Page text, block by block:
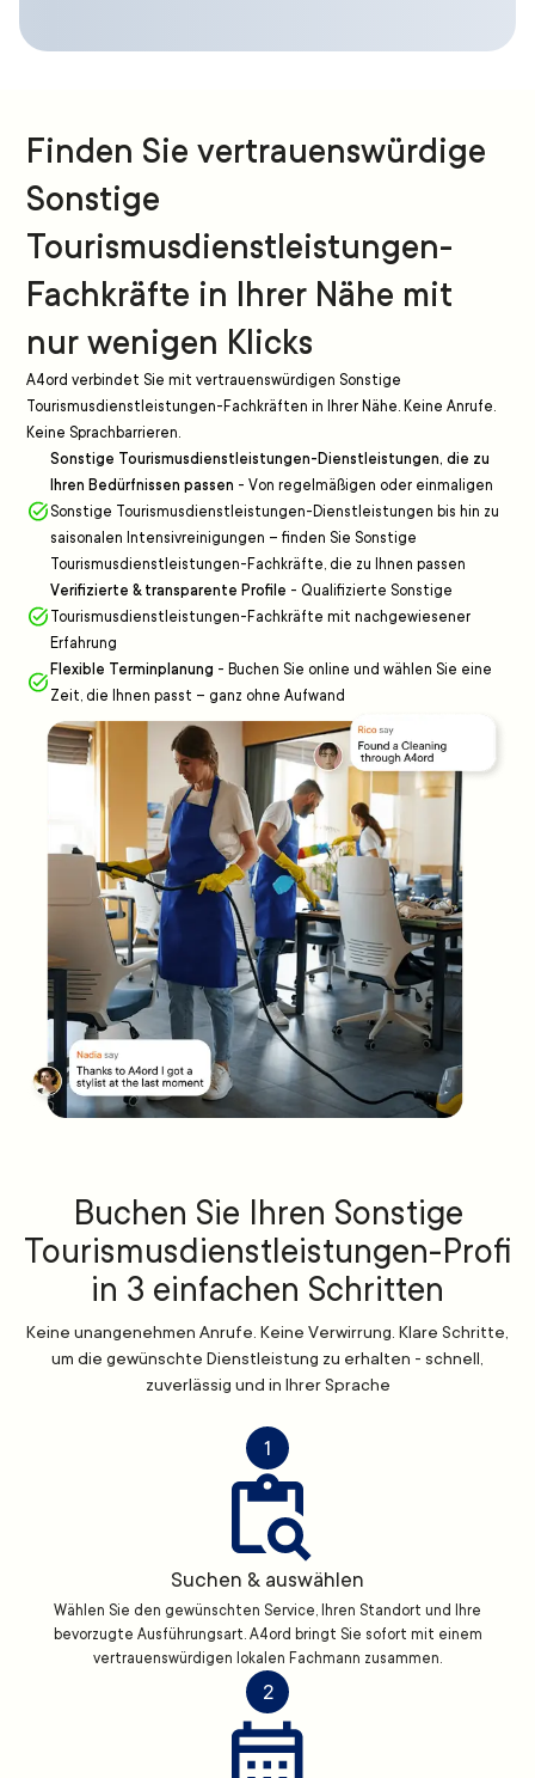
Finden Sie vertrauenswürdige
Sonstige
Tourismusdienstleistungen-
Fachkräfte in Ihrer Nähe mit
nur wenigen Klicks
A4ord verbindet Sie mit vertrauenswürdigen Sonstige
Tourismusdienstleistungen-Fachkräften in Ihrer Nähe. Keine Anrufe.
Keine Sprachbarrieren.
Sonstige Tourismusdienstleistungen-Dienstleistungen, die zu
Ihren Bedürfnissen passen - Von regelmäßigen oder einmaligen
Sonstige Tourismusdienstleistungen-Dienstleistungen bis hin zu
saisonalen Intensivreinigungen – finden Sie Sonstige
Tourismusdienstleistungen-Fachkräfte, die zu Ihnen passen
Verifizierte & transparente Profile - Qualifizierte Sonstige
Tourismusdienstleistungen-Fachkräfte mit nachgewiesener
Erfahrung
Flexible Terminplanung - Buchen Sie online und wählen Sie eine
Zeit, die Ihnen passt – ganz ohne Aufwand
Buchen Sie Ihren Sonstige
Tourismusdienstleistungen-Profi
in 3 einfachen Schritten
Keine unangenehmen Anrufe. Keine Verwirrung. Klare Schritte,
um die gewünschte Dienstleistung zu erhalten - schnell,
zuverlässig und in Ihrer Sprache
1
Suchen & auswählen
Wählen Sie den gewünschten Service, Ihren Standort und Ihre
bevorzugte Ausführungsart. A4ord bringt Sie sofort mit einem
vertrauenswürdigen lokalen Fachmann zusammen.
2